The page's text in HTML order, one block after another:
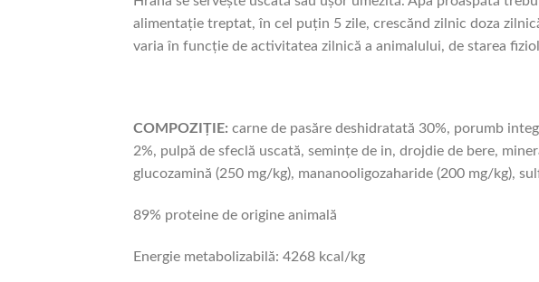
alimentație treptat, în cel puțin 5 zile, crescănd zilnic doza
varia în funcție de activitatea zilnică a animalului, de starea
COMPOZIȚIE: carne de pasăre deshidratată 30%, porumb
2%, pulpă de sfeclă uscată, semințe de in, drojdie de bere,
glucozamină (250 mg/kg), mananooligozaharide (200 mg/kg),
89% proteine ​​de origine animală
Energie metabolizabilă: 4268 kcal/kg